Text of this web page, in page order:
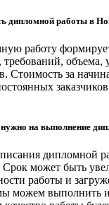
дипломной работы в
работу
объема,
Стоимость за
заказчиков
на выполнение
дипломной
может быть
работы и
можем выполнить